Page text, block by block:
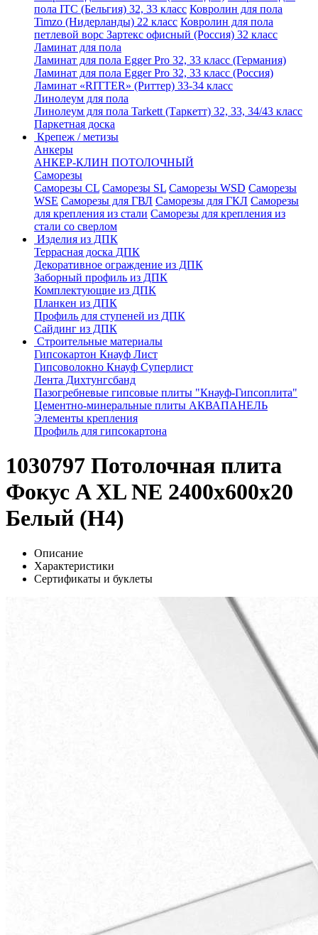
пола ITC (Бельгия) 32, 33 класс Ковролин для пола
Timzo (Нидерланды) 22 класс Ковролин для пола
петлевой ворс Зартекс офисный (Россия) 32 класс
Ламинат для пола
Ламинат для пола Egger Pro 32, 33 класс (Германия)
Ламинат для пола Egger Pro 32, 33 класс (Россия)
Ламинат «RITTER» (Риттер) 33-34 класс
Линолеум для пола
Линолеум для пола Tarkett (Таркетт) 32, 33, 34/43 класс
Паркетная доска
Крепеж / метизы
Анкеры
АНКЕР-КЛИН ПОТОЛОЧНЫЙ
Саморезы
Саморезы CL Саморезы SL Саморезы WSD Саморезы
WSE Саморезы для ГВЛ Саморезы для ГКЛ Саморезы
для крепления из стали Саморезы для крепления из
стали со сверлом
Изделия из ДПК
Террасная доска ДПК
Декоративное ограждение из ДПК
Заборный профиль из ДПК
Комплектующие из ДПК
Планкен из ДПК
Профиль для ступеней из ДПК
Сайдинг из ДПК
Строительные материалы
Гипсокартон Кнауф Лист
Гипсоволокно Кнауф Суперлист
Лента Дихтунгсбанд
Пазогребневые гипсовые плиты "Кнауф-Гипсоплита"
Цементно-минеральные плиты АКВАПАНЕЛЬ
Элементы крепления
Профиль для гипсокартона
1030797 Потолочная плита
Фокус A XL NE 2400x600x20
Белый (Н4)
Описание
Характеристики
Сертификаты и буклеты